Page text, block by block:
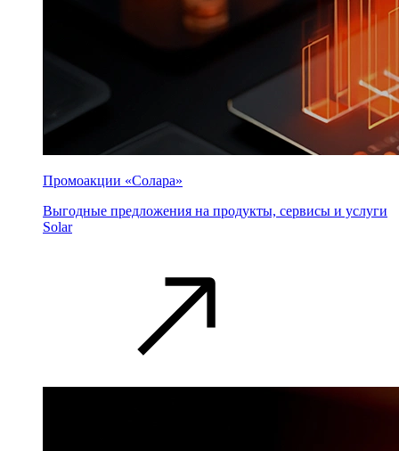
Промоакции «Солара»
Выгодные предложения на продукты, сервисы и услуги
Solar